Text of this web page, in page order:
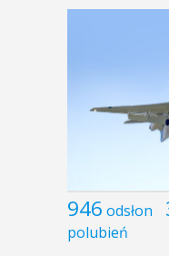
946 odsłon
polubień